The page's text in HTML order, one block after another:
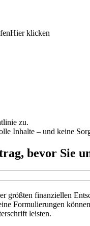
Hier klicken
zu.
Inhalte – und keine
bevor Sie
größten finanziellen
Formulierungen
leisten.